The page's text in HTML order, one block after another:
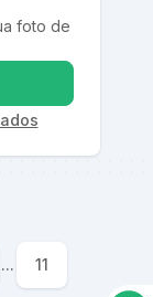
foto de
... 11